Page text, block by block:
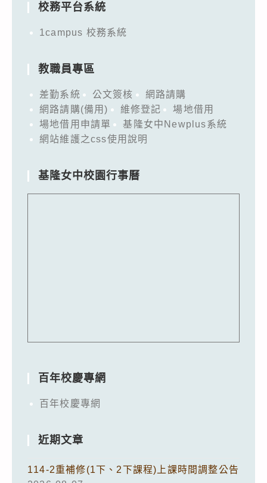
校務平台系統
1campus 校務系統
教職員專區
差勤系統 公文簽核
網路請購
網路請購(備用)
維修登記
場地借用
場地借用申請單
基隆女中Newplus系統
網站維護之css使用說明
基隆女中校園行事曆
百年校慶專網
百年校慶專網
近期文章
114-2重補修(1下、2下課程)上課時間調整公告